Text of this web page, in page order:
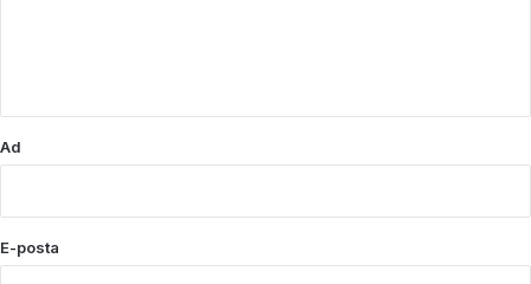
Ad
E-posta